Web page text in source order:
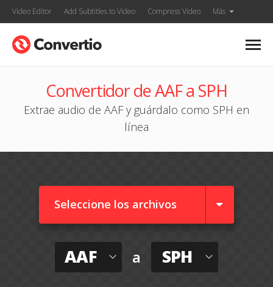
Video Editor Add Subtitles to Video Compress Video Más
Convertidor de AAF a SPH
Extrae audio de AAF y guárdalo como SPH en
línea
Seleccione los archivos
AAF a SPH